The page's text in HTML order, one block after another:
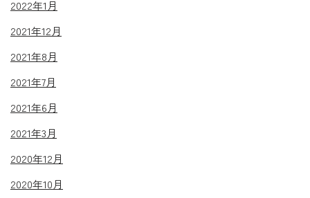
2022年1月
2021年12月
2021年8月
2021年7月
2021年6月
2021年3月
2020年12月
2020年10月